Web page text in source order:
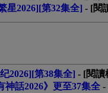
星2026][第32集全] - [閱
2026][第38集全] - [閱讀
神話2026》更至37集全 -